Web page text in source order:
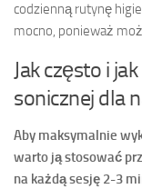
codzienną rutynę
mocno, ponieważ
Jak często i
sonicznej dla
Aby maksymalnie
warto ją stosować
na każdą sesję 2-3